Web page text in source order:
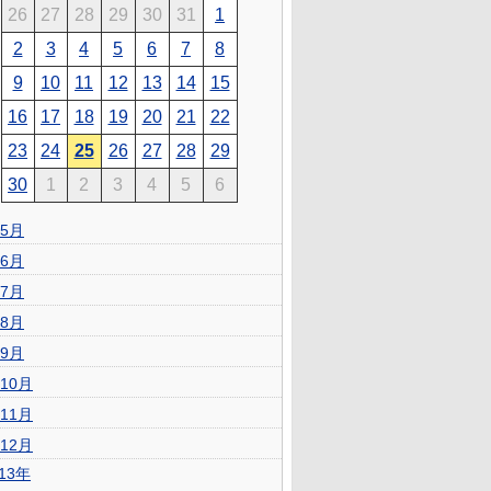
26 27 28 29 30 31
1
2
3 4 5 6 7
8
9
10 11 12 13 14
15
16
17 18 19 20 21
22
23
24 25 26 27 28
29
30
1 2 3 4 5 6
5月
6月
7月
8月
9月
10月
11月
12月
年